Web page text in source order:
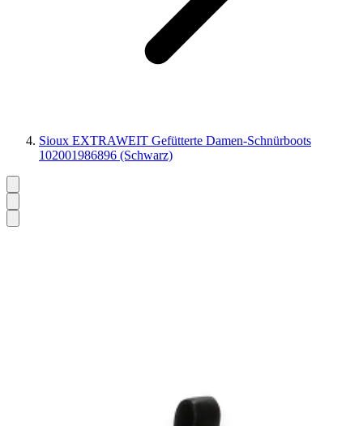
Sioux EXTRAWEIT Gefütterte Damen-Schnürboots
102001986896 (Schwarz)